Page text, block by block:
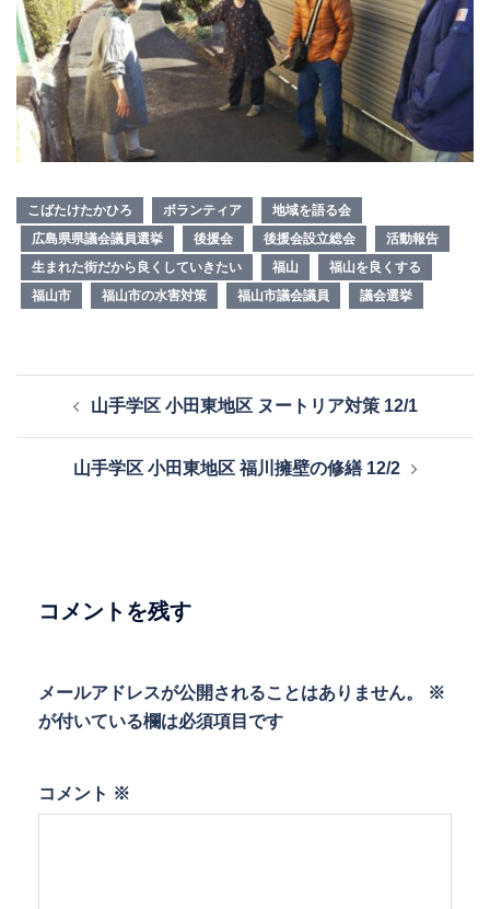
こばたけたかひろ ボランティア
地域を語る会
広島県県議会議員選挙
後援会 後援会設立総会
活動報告
生まれた街だから良くしていきたい
福山
福山を良くする
福山市
福山市の水害対策 福山市議会議員 議会選挙
ョ
山手学区 小田東地区 ヌートリア対策 12/1
山手学区 小田東地区 福川擁壁の修繕 12/2
コメントを残す
メールアドレスが公開されることはありません。
※
が付いている欄は必須項目です
コメント ※